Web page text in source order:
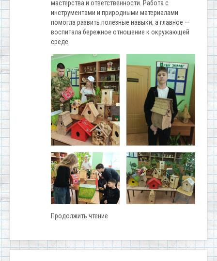
мастерства и ответственности. Работа с
инструментами и природными материалами
помогла развить полезные навыки, а главное —
воспитала бережное отношение к окружающей
среде.
Продолжить чтение